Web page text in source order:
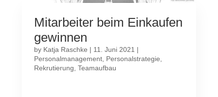
Mitarbeiter beim Einkaufen
gewinnen
by Katja Raschke | 11. Juni 2021 |
Personalmanagement, Personalstrategie
Rekrutierung Teamaufbau